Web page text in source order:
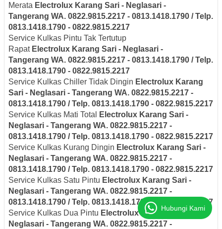
Merata Electrolux Karang Sari - Neglasari -
Tangerang WA. 0822.9815.2217 - 0813.1418.1790 / Telp.
0813.1418.1790 - 0822.9815.2217
Service Kulkas Pintu Tak Tertutup
Rapat Electrolux Karang Sari - Neglasari -
Tangerang WA. 0822.9815.2217 - 0813.1418.1790 / Telp.
0813.1418.1790 - 0822.9815.2217
Service Kulkas Chiller Tidak Dingin Electrolux Karang
Sari - Neglasari - Tangerang WA. 0822.9815.2217 -
0813.1418.1790 / Telp. 0813.1418.1790 - 0822.9815.2217
Service Kulkas Mati Total
Electrolux Karang Sari -
Neglasari - Tangerang WA. 0822.9815.2217 -
0813.1418.1790 / Telp. 0813.1418.1790 - 0822.9815.2217
Service Kulkas Kurang Dingin Electrolux Karang Sari -
Neglasari - Tangerang WA. 0822.9815.2217 -
0813.1418.1790 / Telp. 0813.1418.1790 - 0822.9815.2217
Service Kulkas Satu Pintu Electrolux Karang Sari -
Neglasari - Tangerang WA. 0822.9815.2217 -
0813.1418.1790 / Telp. 0813.1418.1790 - 0822.9815.2217
Service Kulkas Dua Pintu Electrolux Karang Sari -
Neglasari - Tangerang WA. 0822.9815.2217 -
Hubungi Kami